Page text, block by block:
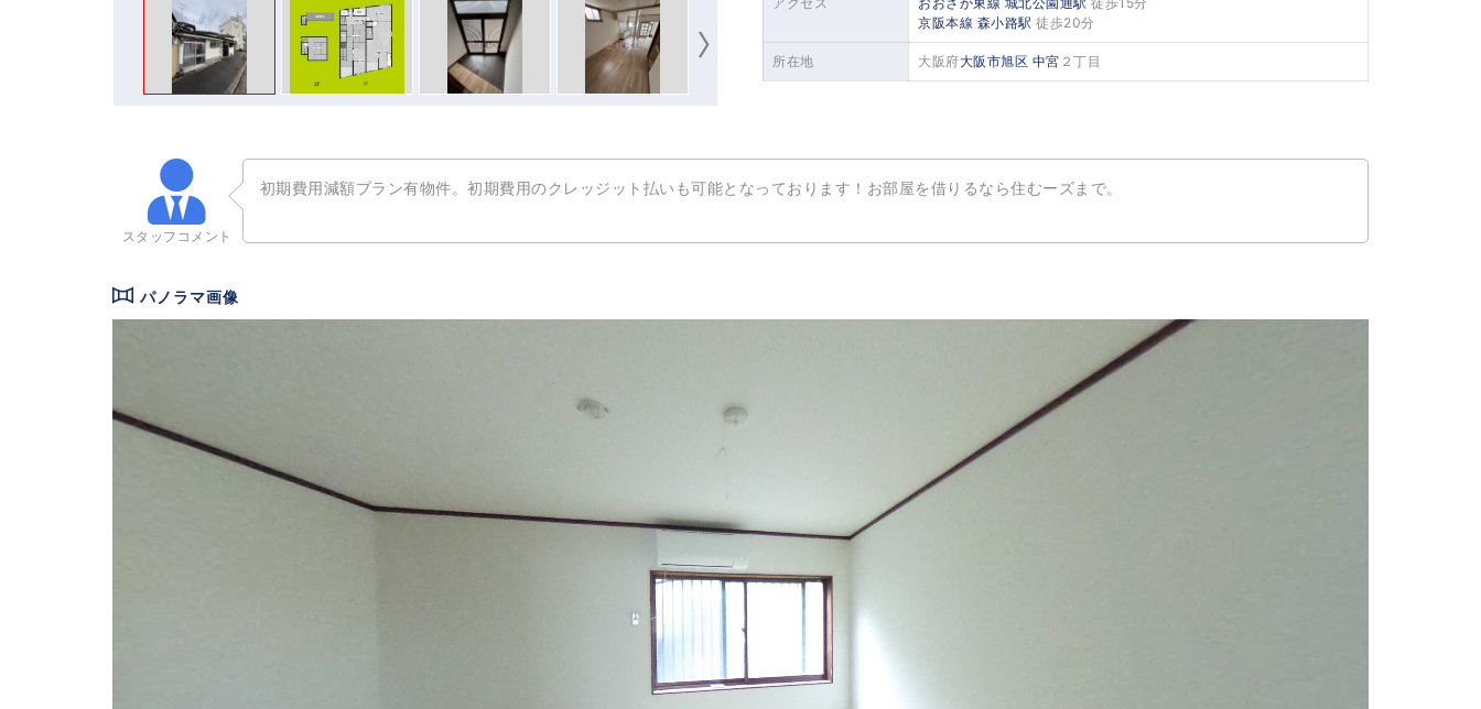
京阪本線 森小路駅 徒歩20分
所在地 大阪府大阪市旭区 中宮 ２丁目
スタッフ コメント
初期費用減額プラン有物件。初期費用のクレッジット払いも可能となっております！お部屋を借りるなら住むーズまで。
パノラマ画像